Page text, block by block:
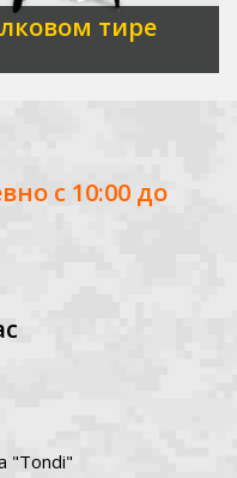
тире
с 10:00 до
"Tondi"